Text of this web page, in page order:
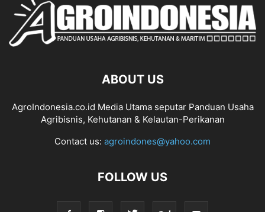
ABOUT US
AgroIndonesia.co.id Media Utama seputar Panduan Usaha
Agribisnis, Kehutanan & Kelautan-Perikanan
Contact us: agroindones@yahoo.com
FOLLOW US